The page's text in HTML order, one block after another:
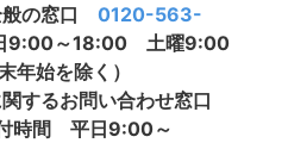
般の窓口 0120-563-
～18:00 土曜9:00
年始を除く）
するお問い合わせ窓口
間 平日9:00～